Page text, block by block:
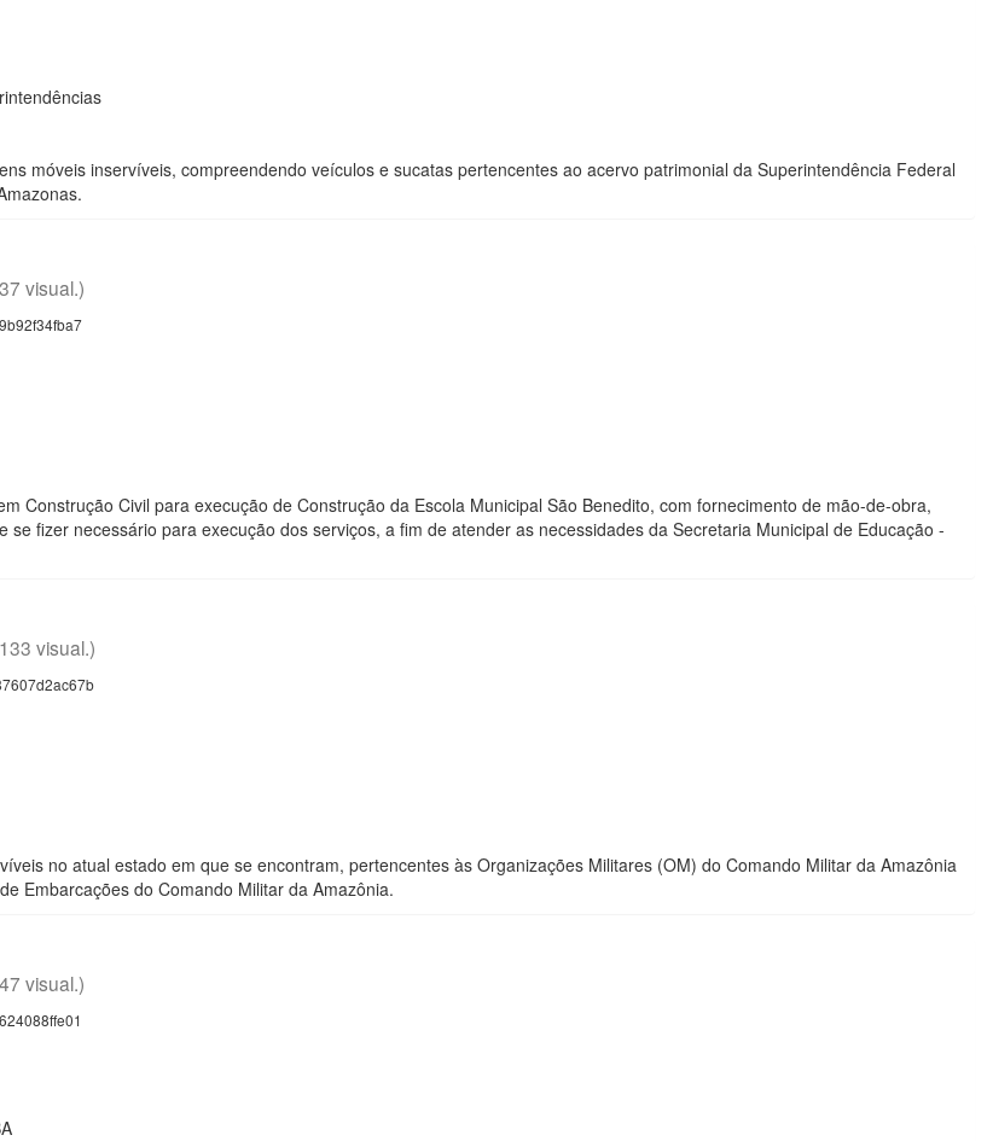
móveis inservíveis, compreendendo veículos e sucatas pertencentes ao acervo patrimonial da Superintendência Federal
visual.)
Construção Civil para execução de Construção da Escola Municipal São Benedito, com fornecimento de mão-de-obra,
se fizer necessário para execução dos serviços, a fim de atender as necessidades da Secretaria Municipal de Educação -
visual.)
no atual estado em que se encontram, pertencentes às Organizações Militares (OM) do Comando Militar da Amazônia
Embarcações do Comando Militar da Amazônia.
visual.)